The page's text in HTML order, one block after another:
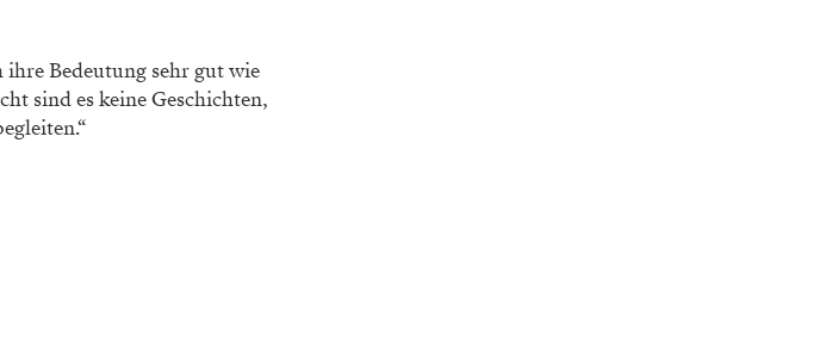
Bedeutung sehr gut wie
sind es keine Geschichten,